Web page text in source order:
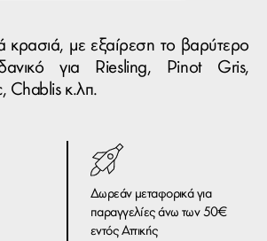
κρασιά, με εξαίρεση το βαρύτερο
για Riesling, Pinot Gris,
Chablis κ.λπ.
Δωρεάν μεταφορικά για
παραγγελίες άνω των 50€
εντός Αττικής